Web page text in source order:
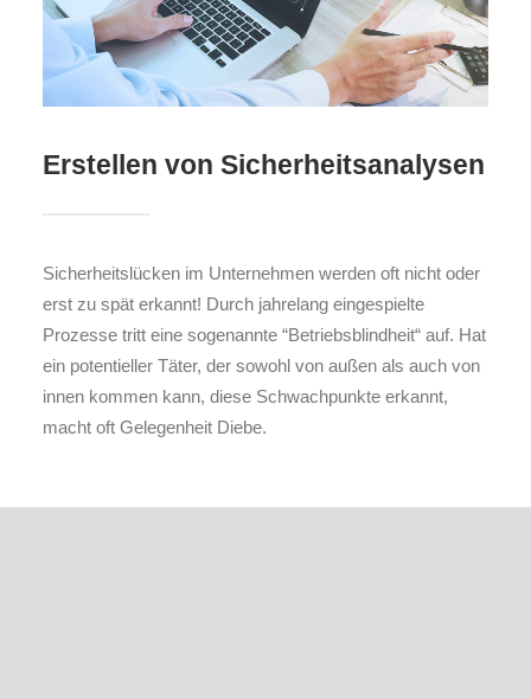
Erstellen von Sicherheitsanalysen
Sicherheitslücken im Unternehmen werden oft nicht oder
erst zu spät erkannt! Durch jahrelang eingespielte
Prozesse tritt eine sogenannte “Betriebsblindheit“ auf. Hat
ein potentieller Täter, der sowohl von außen als auch von
innen kommen kann, diese Schwachpunkte erkannt,
macht oft Gelegenheit Diebe.